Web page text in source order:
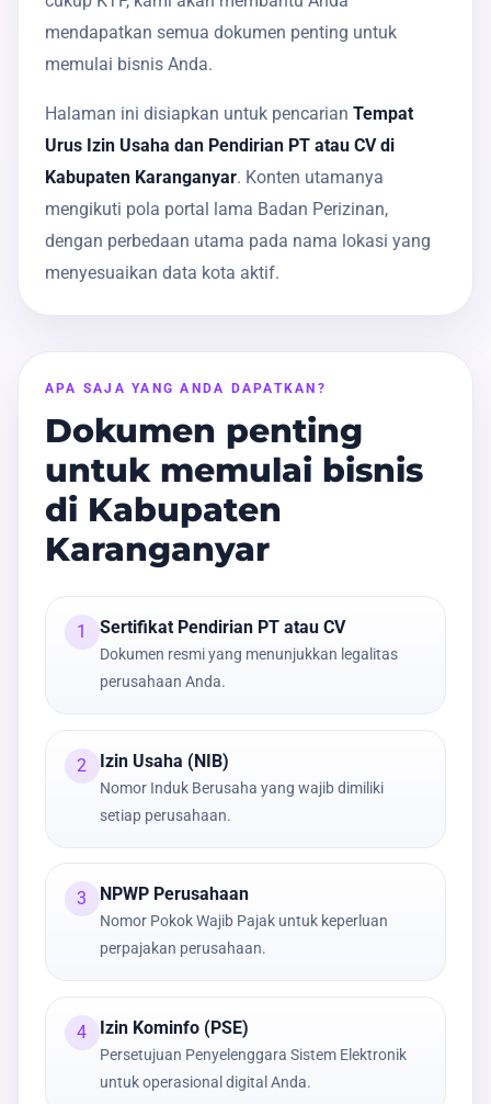
mendapatkan semua dokumen penting untuk
memulai bisnis Anda.
Halaman ini disiapkan untuk pencarian Tempat
Urus Izin Usaha dan Pendirian PT atau CV di
Kabupaten Karanganyar. Konten utamanya
mengikuti pola portal lama Badan Perizinan,
dengan perbedaan utama pada nama lokasi yang
menyesuaikan data kota aktif.
APA SAJA YANG ANDA DAPATKAN?
Dokumen penting
untuk memulai bisnis
di Kabupaten
Karanganyar
1 Sertifikat Pendirian PT atau CV
Dokumen resmi yang menunjukkan legalitas
perusahaan Anda.
2 Izin Usaha (NIB)
Nomor Induk Berusaha yang wajib dimiliki
setiap perusahaan.
3 NPWP Perusahaan
Nomor Pokok Wajib Pajak untuk keperluan
perpajakan perusahaan.
4 Izin Kominfo (PSE)
Persetujuan Penyelenggara Sistem Elektronik
untuk operasional digital Anda.